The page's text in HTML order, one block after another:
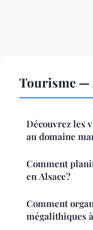
Tourisme —
Découvrez les
au domaine
Comment
en Alsace?
Comment
mégalithiques